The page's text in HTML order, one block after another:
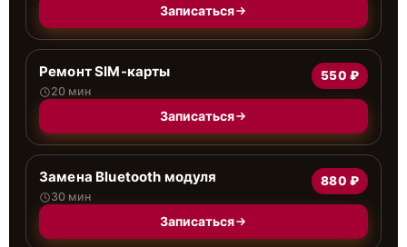
Записаться
Ремонт SIM-карты
20 мин
550 ₽
Записаться
Замена Bluetooth модуля
30 мин
880 ₽
Записаться